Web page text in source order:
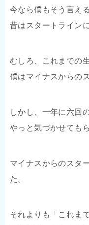
今なら僕もそう言え
昔はスタートライン
むしろ、これまでの
僕はマイナスからの
しかし、一年に六回
やっと気づかせても
マイナスからのスタ
た。
それよりも「これま